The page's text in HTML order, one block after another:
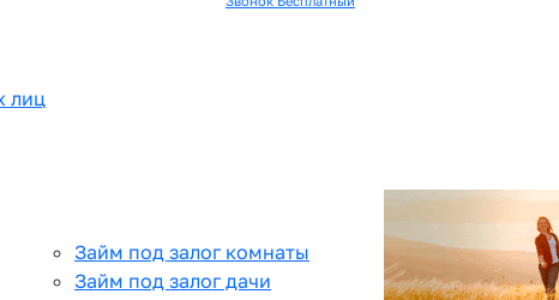
лиц
Займ под залог комнаты
Займ под залог дачи